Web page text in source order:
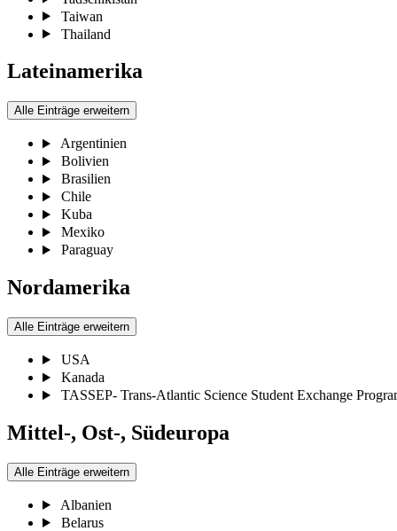
Taiwan
Thailand
Lateinamerika
Alle Einträge erweitern
Argentinien
Bolivien
Brasilien
Chile
Kuba
Mexiko
Paraguay
Nordamerika
Alle Einträge erweitern
USA
Kanada
TASSEP- Trans-Atlantic Science Student Exchange
Mittel-, Ost-, Südeuropa
Alle Einträge erweitern
Albanien
Belarus